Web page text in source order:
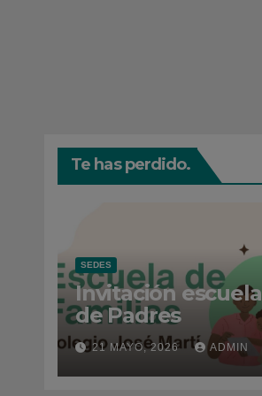
Te has perdido.
SEDES
Invitación escuela
de Padres
21 MAYO, 2026 ADMIN